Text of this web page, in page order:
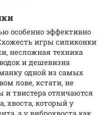
особенно эффективно
игры силиконки
несложная техника
и дешевизна
одной из самых
лове, кстати, не
и твистера отличаются
хвоста, который у
а у виброхвоста как